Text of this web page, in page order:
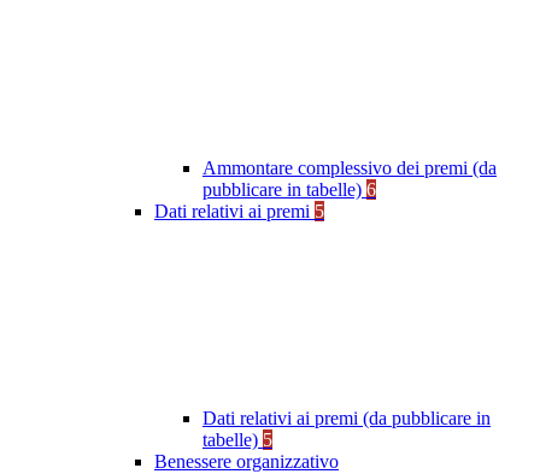
Ammontare complessivo dei premi (da
pubblicare in tabelle) 6
Dati relativi ai premi 5
Dati relativi ai premi (da pubblicare in
tabelle) 5
Benessere organizzativo